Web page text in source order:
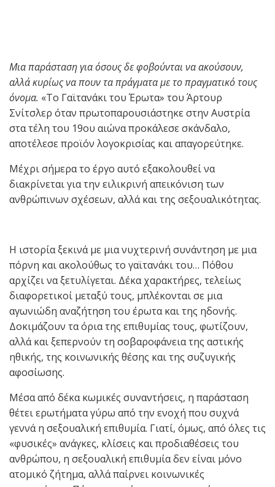
Μια παράσταση για όσους δε φοβούνται να ακούσουν,
αλλά κυρίως να πουν τα πράγματα με το πραγματικό τους
όνομα. «Το Γαϊτανάκι του Έρωτα» του Άρτουρ
Σνίτσλερ όταν πρωτοπαρουσιάστηκε στην Αυστρία
στα τέλη του 19ου αιώνα προκάλεσε σκάνδαλο,
αποτέλεσε προϊόν λογοκρισίας και απαγορεύτηκε.
Μέχρι σήμερα το έργο αυτό εξακολουθεί να
διακρίνεται για την ειλικρινή απεικόνιση των
ανθρώπινων σχέσεων, αλλά και της σεξουαλικότητας.
Η ιστορία ξεκινά με μια νυχτερινή συνάντηση με μια
πόρνη και ακολούθως το γαϊτανάκι του… Πόθου
αρχίζει να ξετυλίγεται. Δέκα χαρακτήρες, τελείως
διαφορετικοί μεταξύ τους, μπλέκονται σε μια
αγωνιώδη αναζήτηση του έρωτα και της ηδονής.
Δοκιμάζουν τα όρια της επιθυμίας τους, φωτίζουν,
αλλά και ξεπερνούν τη σοβαροφάνεια της αστικής
ηθικής, της κοινωνικής θέσης και της συζυγικής
αφοσίωσης.
Μέσα από δέκα κωμικές συναντήσεις, η παράσταση
θέτει ερωτήματα γύρω από την ενοχή που συχνά
γεννά η σεξουαλική επιθυμία. Γιατί, όμως, από όλες τις
«φυσικές» ανάγκες, κλίσεις και προδιαθέσεις του
ανθρώπου, η σεξουαλική επιθυμία δεν είναι μόνο
ατομικό ζήτημα, αλλά παίρνει κοινωνικές